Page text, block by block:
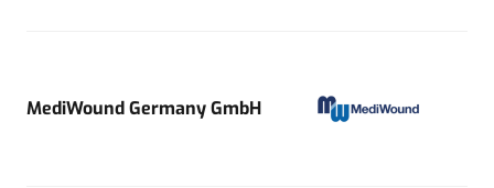
MediWound Germany GmbH